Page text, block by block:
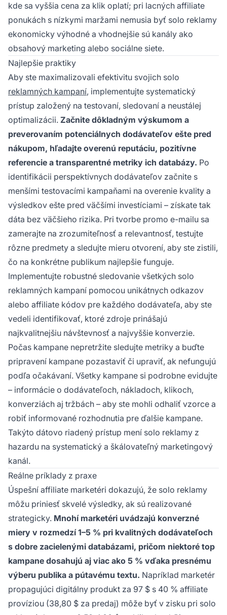
kde sa vyššia cena za klik oplatí; pri lacných affiliate
ponukách s nízkymi maržami nemusia byť solo reklamy
ekonomicky výhodné a vhodnejšie sú kanály ako
obsahový marketing alebo sociálne siete.
Najlepšie praktiky
Aby ste maximalizovali efektivitu svojich solo
reklamných kampaní, implementujte systematický
prístup založený na testovaní, sledovaní a neustálej
optimalizácii. Začnite dôkladným výskumom a
preverovaním potenciálnych dodávateľov ešte pred
nákupom, hľadajte overenú reputáciu, pozitívne
referencie a transparentné metriky ich databázy. Po
identifikácii perspektívnych dodávateľov začnite s
menšími testovacími kampaňami na overenie kvality a
výsledkov ešte pred väčšími investíciami – získate tak
dáta bez väčšieho rizika. Pri tvorbe promo e-mailu sa
zamerajte na zrozumiteľnosť a relevantnosť, testujte
rôzne predmety a sledujte mieru otvorení, aby ste zistili,
čo na konkrétne publikum najlepšie funguje.
Implementujte robustné sledovanie všetkých solo
reklamných kampaní pomocou unikátnych odkazov
alebo affiliate kódov pre každého dodávateľa, aby ste
vedeli identifikovať, ktoré zdroje prinášajú
najkvalitnejšiu návštevnosť a najvyššie konverzie.
Počas kampane nepretržite sledujte metriky a buďte
pripravení kampane pozastaviť či upraviť, ak nefungujú
podľa očakávaní. Všetky kampane si podrobne evidujte
– informácie o dodávateľoch, nákladoch, klikoch,
konverziách aj tržbách – aby ste mohli odhaliť vzorce a
robiť informované rozhodnutia pre ďalšie kampane.
Takýto dátovo riadený prístup mení solo reklamy z
hazardu na systematický a škálovateľný marketingový
kanál.
Reálne príklady z praxe
Úspešní affiliate marketéri dokazujú, že solo reklamy
môžu priniesť skvelé výsledky, ak sú realizované
strategicky. Mnohí marketéri uvádzajú konverzné
miery v rozmedzí 1–5 % pri kvalitných dodávateľoch
s dobre zacielenými databázami, pričom niektoré top
kampane dosahujú aj viac ako 5 % vďaka presnému
výberu publika a pútavému textu. Napríklad marketér
propagujúci digitálny produkt za 97 $ s 40 % affiliate
províziou (38,80 $ za predaj) môže byť v zisku pri solo